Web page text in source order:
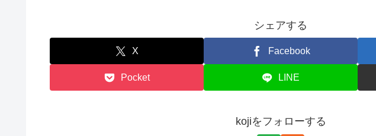
シェアする
X Facebook
Pocket LINE
kojiをフォローする